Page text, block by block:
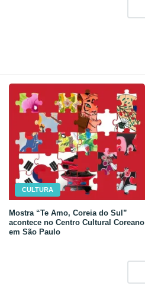
CULTURA
Mostra “Te Amo, Coreia do Sul”
acontece no Centro Cultural Coreano
em São Paulo